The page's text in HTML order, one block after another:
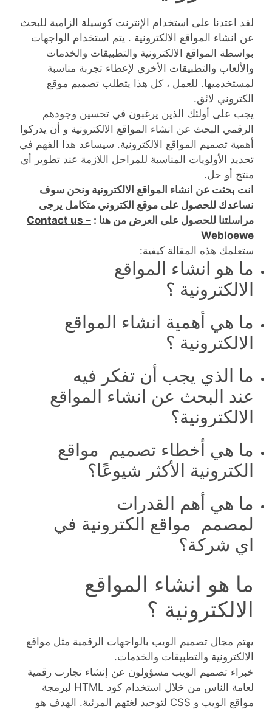
لقد اعتدنا على استخدام الإنترنت كوسيلة الزامية للبحث
عن انشاء المواقع الالكترونية . يتم استخدام الواجهات
بواسطة المواقع الالكترونية والتطبيقات والخدمات
والألعاب والتطبيقات الأخرى لإعطاء تجربة مناسبة
لمستخدميها. للعمل ، كل هذا يتطلب تصميم موقع
الكتروني لائق.
يجب على أولئك الذين يرغبون في تحسين وجودهم
الرقمي البحث عن انشاء المواقع الالكترونية و أن يدركوا
أهمية تصميم المواقع الالكترونية. سيساعد هذا الفهم في
تحديد الأولويات المناسبة للمراحل اللازمة عند تطوير أي
منتج أو حل.
انت بحثت عن انشاء المواقع الالكترونية ونحن سوف
نساعدك للحصول على موقع الكتروني متكامل يرجى
مراسلتنا للحصول على العرض من هنا : Contact us –
Webloewe
ستعلمك هذه المقالة كيفية:
ما هو انشاء المواقع
الالكترونية ؟
ما هي أهمية انشاء المواقع
الالكترونية ؟
ما الذي يجب أن تفكر فيه
عند البحث عن انشاء المواقع
الالكترونية؟
ما هي أخطاء تصميم مواقع
الكترونية الأكثر شيوعًا؟
ما هي أهم القدرات
لمصمم مواقع الكترونية في
اي شركة؟
ما هو انشاء المواقع
الالكترونية ؟
يهتم مجال تصميم الويب بالواجهات الرقمية مثل مواقع
الالكترونية والتطبيقات والخدمات.
خبراء تصميم الويب مسؤولون عن إنشاء تجارب رقمية
لعامة الناس من خلال استخدام كود HTML لبرمجة
مواقع الويب و CSS لتوحيد لغتهم المرئية. الهدف هو